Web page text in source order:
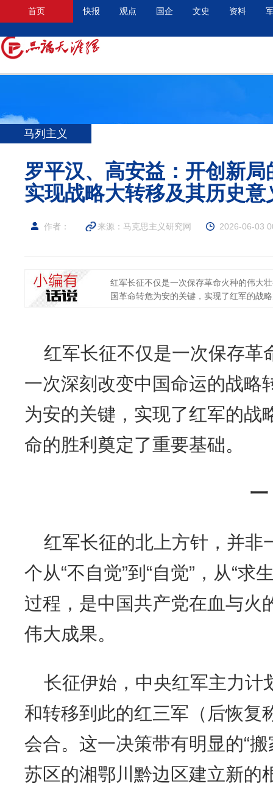
首页 快报 观点 国企 文史 资料
马列主义
罗平汉、高安益：开创新
实现战略大转移及其历史意
作者： 来源： 马克思主义研究网 2026-06-03
红军长征不仅是一次保存革命火种的伟大
国革命转危为安的关键，实现了红军的战
红军长征不仅是一次保存革
一次深刻改变中国命运的战略
为安的关键，实现了红军的战
命的胜利奠定了重要基础。
一
红军长征的北上方针，并非
个从“不自觉”到“自觉”，从“求
过程，是中国共产党在血与火
伟大成果。
长征伊始，中央红军主力计
和转移到此的红三军（后恢复
会合。这一决策带有明显的“
苏区的湘鄂川黔边区建立新的